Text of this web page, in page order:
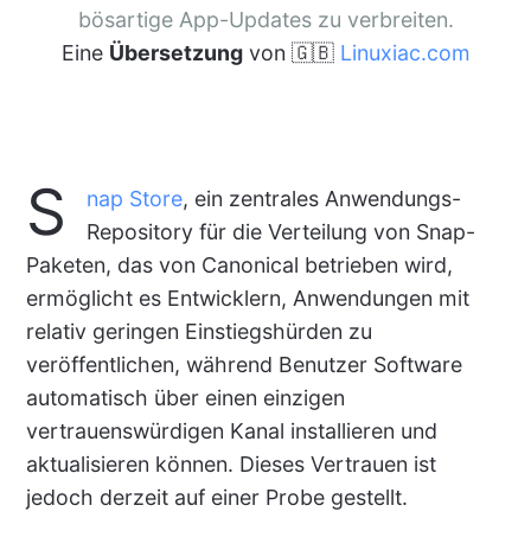
bösartige App-Updates zu verbreiten.
Eine Übersetzungvon 🇬🇧 Linuxiac.com
S nap Store, ein zentrales Anwendungs-
Repository für die Verteilung von Snap-
Paketen, das von Canonical betrieben wird,
ermöglicht es Entwicklern, Anwendungen mit
relativ geringen Einstiegshürden zu
veröffentlichen, während Benutzer Software
automatisch über einen einzigen
vertrauenswürdigen Kanal installieren und
aktualisieren können. Dieses Vertrauen ist
jedoch derzeit auf einer Probe gestellt.